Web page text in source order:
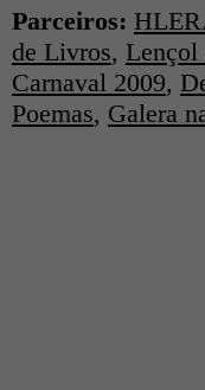
Parceiros:
de Livros, Lençol
Carnaval 2009,
Poemas, Galera